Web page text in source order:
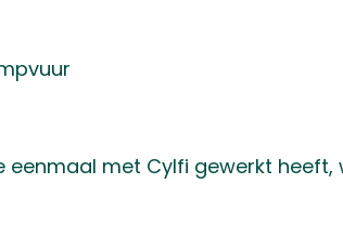
met Cylfi gewerkt heeft,